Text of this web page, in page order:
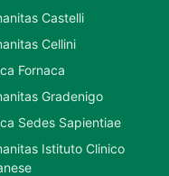
Castelli
Cellini
Fornaca
Gradenigo
Sedes Sapientiae
Istituto Clinico